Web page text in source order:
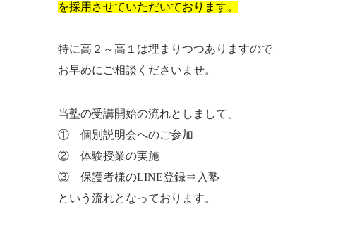
を採用させていただいております。
特に高２～高１は埋まりつつありますので
お早めにご相談くださいませ。
当塾の受講開始の流れとしまして、
① 個別説明会へのご参加
② 体験授業の実施
③ 保護者様のLINE登録⇒入塾
という流れとなっております。